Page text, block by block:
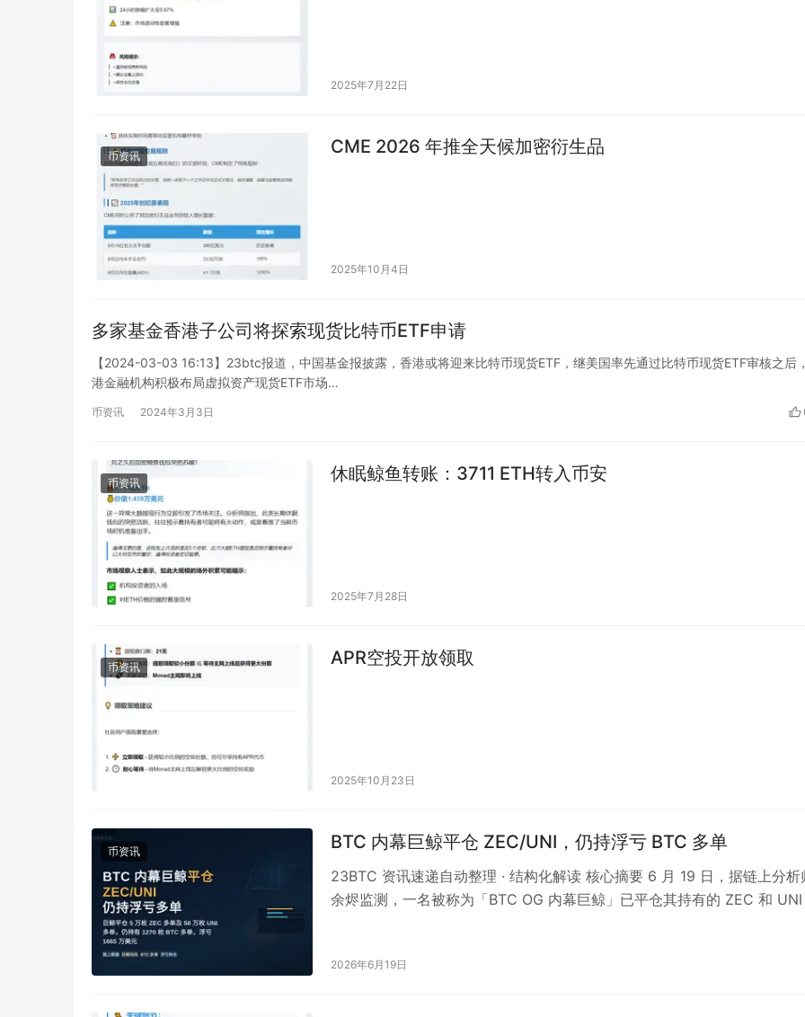
2025年7月22日
币资讯 CME 2026 年推全天候加密衍生品
2025年10月4日
多家基金香港子公司将探索现货比特币ETF申请
【2024-03-03 16:13】23btc报道，中国基金报披露，香港或将迎来比特币现货ETF，继美国率先通过比特币现货ETF审核之后
港金融机构积极布局虚拟资产现货ETF市场…
币资讯 2024年3月3日
币资讯 休眠鲸鱼转账：3711 ETH转入币安
2025年7月28日
币资讯 APR空投开放领取
2025年10月23日
币资讯 BTC 内幕巨鲸平仓 ZEC/UNI，仍持浮亏 BTC 多单
23BTC 资讯速递自动整理 · 结构化解读 核心摘要 6 月 19 日，据链上分析
余烬监测，一名被称为「BTC OG 内幕巨鲸」已平仓其持有的 ZEC 和 UNI
2026年6月19日